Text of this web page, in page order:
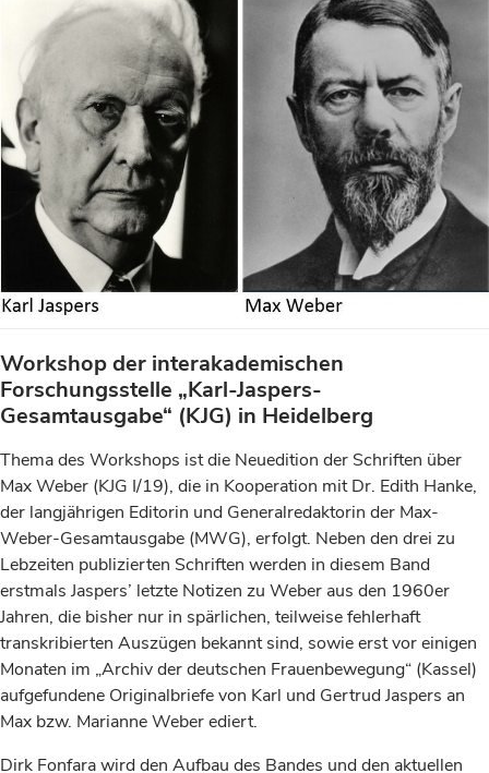
Workshop der interakademischen
Forschungsstelle „Karl-Jaspers-
Gesamtausgabe“ (KJG) in Heidelberg
Thema des Workshops ist die Neuedition der Schriften über
Max Weber (KJG I/19), die in Kooperation mit Dr. Edith Hanke,
der langjährigen Editorin und Generalredaktorin der Max-
Weber-Gesamtausgabe (MWG), erfolgt. Neben den drei zu
Lebzeiten publizierten Schriften werden in diesem Band
erstmals Jaspers’ letzte Notizen zu Weber aus den 1960er
Jahren, die bisher nur in spärlichen, teilweise fehlerhaft
transkribierten Auszügen bekannt sind, sowie erst vor einigen
Monaten im „Archiv der deutschen Frauenbewegung“ (Kassel)
aufgefundene Originalbriefe von Karl und Gertrud Jaspers an
Max bzw. Marianne Weber ediert.
Dirk Fonfara wird den Aufbau des Bandes und den aktuellen